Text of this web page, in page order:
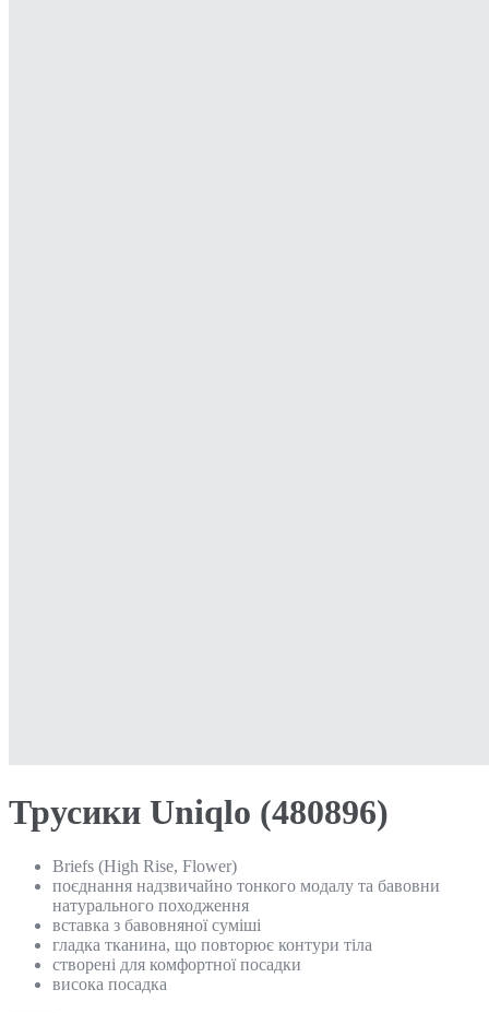
Трусики Uniqlo (480896)
Briefs (High Rise, Flower)
поєднання надзвичайно тонкого модалу та бавовни
натурального походження
вставка з бавовняної суміші
гладка тканина, що повторює контури тіла
створені для комфортної посадки
висока посадка